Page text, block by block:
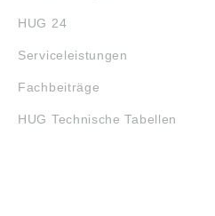
HUG 24
Serviceleistungen
Fachbeiträge
HUG Technische Tabellen